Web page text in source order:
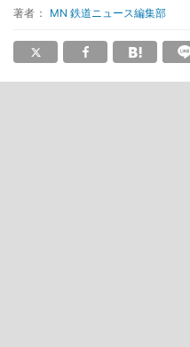
著者： MN 鉄道ニュース編集部